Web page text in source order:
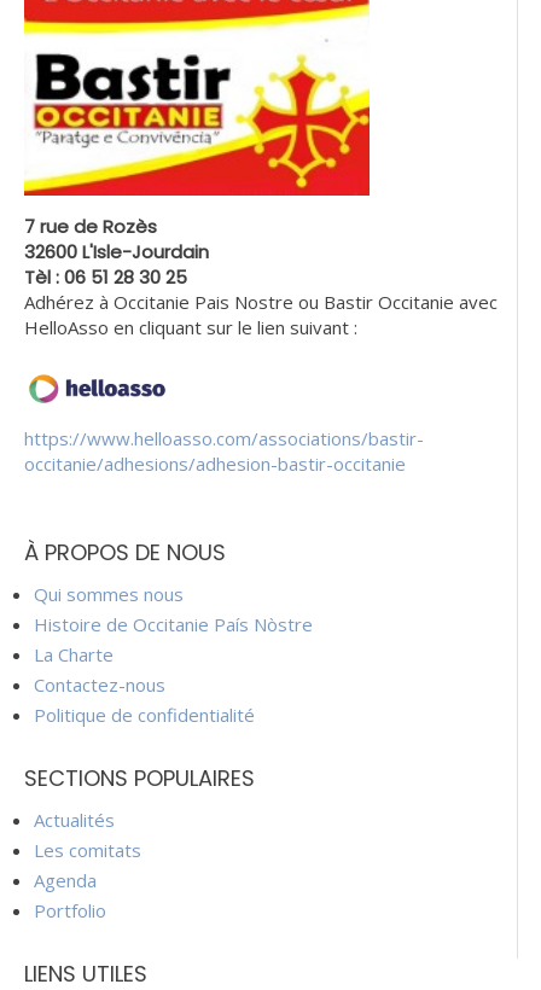
7 rue de Rozès
32600 L'Isle-Jourdain
Tèl : 06 51 28 30 25
Adhérez à Occitanie Pais Nostre ou Bastir Occitanie avec
HelloAsso en cliquant sur le lien suivant :
https://www.helloasso.com/associations/bastir-
occitanie/adhesions/adhesion-bastir-occitanie
À PROPOS DE NOUS
Qui sommes nous
Histoire de Occitanie País Nòstre
La Charte
Contactez-nous
Politique de confidentialité
SECTIONS POPULAIRES
Actualités
Les comitats
Agenda
Portfolio
LIENS UTILES